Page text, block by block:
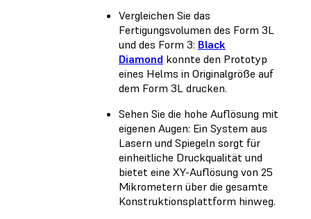
Vergleichen Sie das
Fertigungsvolumen des Form 3L
und des Form 3: Black
Diamond konnte den Prototyp
eines Helms in Originalgröße auf
dem Form 3L drucken.
Sehen Sie die hohe Auflösung mit
eigenen Augen: Ein System aus
Lasern und Spiegeln sorgt für
einheitliche Druckqualität und
bietet eine XY-Auflösung von 25
Mikrometern über die gesamte
Konstruktionsplattform hinweg.